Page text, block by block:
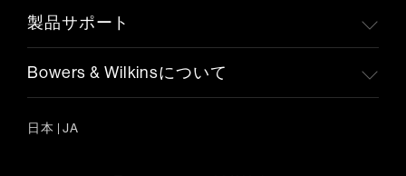
製品サポート
Bowers & Wilkinsについて
日本 | JA